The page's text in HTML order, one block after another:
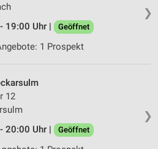
❯
19:00 Uhr |
Geöffnet
1 Prospekt
❯
12
20:00 Uhr |
Geöffnet